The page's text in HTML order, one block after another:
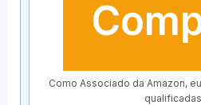
Como Associado da Amazon,